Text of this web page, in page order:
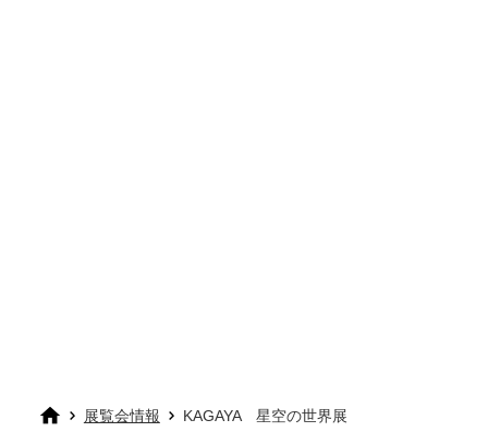
展覧会情報 KAGAYA 星空の世界展